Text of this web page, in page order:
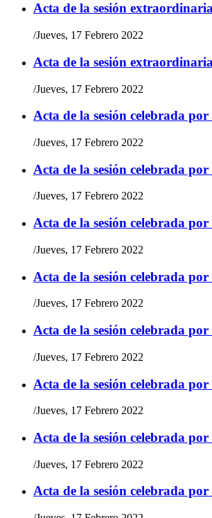
Acta de la sesión
/Jueves, 17 Febrero 2022
Acta de la sesión
/Jueves, 17 Febrero 2022
Acta de la sesión celebrada
/Jueves, 17 Febrero 2022
Acta de la sesión celebrada
/Jueves, 17 Febrero 2022
Acta de la sesión celebrada
/Jueves, 17 Febrero 2022
Acta de la sesión celebrada
/Jueves, 17 Febrero 2022
Acta de la sesión celebrada
/Jueves, 17 Febrero 2022
Acta de la sesión celebrada
/Jueves, 17 Febrero 2022
Acta de la sesión celebrada
/Jueves, 17 Febrero 2022
Acta de la sesión celebrada